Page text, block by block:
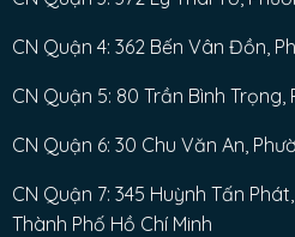
CN Quận 4: 362 Bến Vân Đồn,
CN Quận 5: 80 Trần Bình Trọng,
CN Quận 6: 30 Chu Văn An,
CN Quận 7: 345 Huỳnh Tấn
Thành Phố Hồ Chí Minh